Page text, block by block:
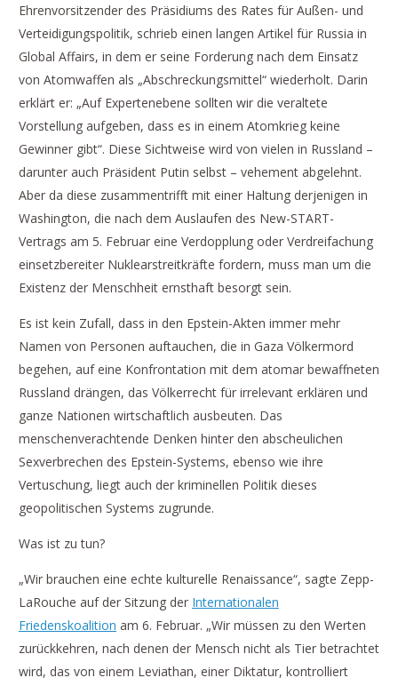
Ehrenvorsitzender des Präsidiums des Rates für Außen- und
Verteidigungspolitik, schrieb einen langen Artikel für Russia in
Global Affairs, in dem er seine Forderung nach dem Einsatz
von Atomwaffen als „Abschreckungsmittel“ wiederholt. Darin
erklärt er: „Auf Expertenebene sollten wir die veraltete
Vorstellung aufgeben, dass es in einem Atomkrieg keine
Gewinner gibt“. Diese Sichtweise wird von vielen in Russland –
darunter auch Präsident Putin selbst – vehement abgelehnt.
Aber da diese zusammentrifft mit einer Haltung derjenigen in
Washington, die nach dem Auslaufen des New-START-
Vertrags am 5. Februar eine Verdopplung oder Verdreifachung
einsetzbereiter Nuklearstreitkräfte fordern, muss man um die
Existenz der Menschheit ernsthaft besorgt sein.
Es ist kein Zufall, dass in den Epstein-Akten immer mehr
Namen von Personen auftauchen, die in Gaza Völkermord
begehen, auf eine Konfrontation mit dem atomar bewaffneten
Russland drängen, das Völkerrecht für irrelevant erklären und
ganze Nationen wirtschaftlich ausbeuten. Das
menschenverachtende Denken hinter den abscheulichen
Sexverbrechen des Epstein-Systems, ebenso wie ihre
Vertuschung, liegt auch der kriminellen Politik dieses
geopolitischen Systems zugrunde.
Was ist zu tun?
„Wir brauchen eine echte kulturelle Renaissance“, sagte Zepp-
LaRouche auf der Sitzung der Internationalen
Friedenskoalition am 6. Februar. „Wir müssen zu den Werten
zurückkehren, nach denen der Mensch nicht als Tier betrachtet
wird, das von einem Leviathan, einer Diktatur, kontrolliert